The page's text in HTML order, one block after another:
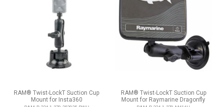
RAM® Twist-LockT Suction Cup
Mount for Insta360
RAM® Twist-LockT Suction Cup
Mount for Raymarine Dragonfly